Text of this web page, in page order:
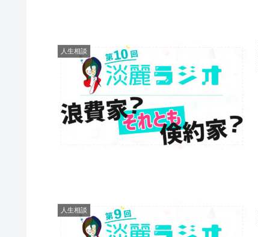
人生相談
人生相談